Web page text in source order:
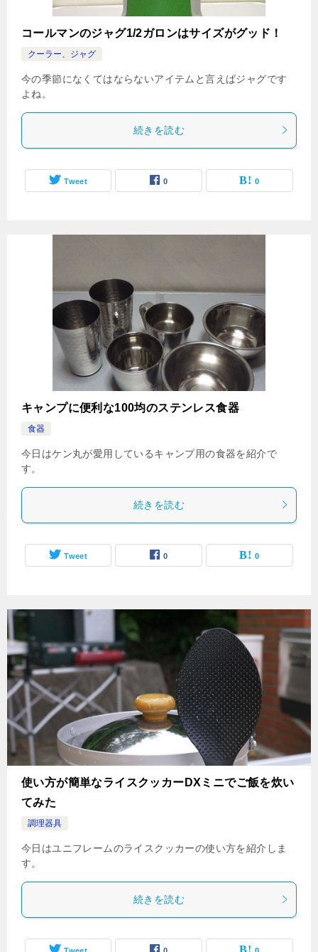
コールマンのジャグ1/2ガロンはサイズがグッド！
クーラー、ジャグ
今の季節になくてはならないアイテムと言えばジャグです
よね。
続きを読む
Tweet 0 0
キャンプに便利な100均のステンレス食器
食器
今日はケン丸が愛用しているキャンプ用の食器を紹介で
す。
続きを読む
Tweet 0 0
使い方が簡単なライスクッカーDXミニでご飯を炊い
てみた
調理器具
今日はユニフレームのライスクッカーの使い方を紹介しま
す。
続きを読む